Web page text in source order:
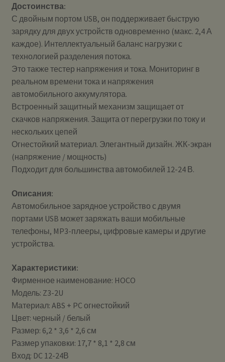
Достоинства:
С двойным портом USB, он поддерживает быструю
зарядку для двух устройств одновременно (макс. 2,4 А
каждое). Интеллектуальный баланс нагрузки с
технологией разделения потока.
Это также тестер напряжения и тока. Мониторинг в
реальном времени тока и напряжения
автомобильного аккумулятора.
Встроенный защитный механизм защищает от
скачков напряжения. Защита от перегрузки по току и
нескольких цепей
Огнестойкий материал. Элегантный дизайн. ЖК-экран
(напряжение / мощность)
Подходит для большинства автомобилей 12-24 В.
Описания:
Автомобильное зарядное устройство с двумя
портами USB может заряжать ваши мобильные
телефоны, MP3-плееры, цифровые камеры и другие
устройства.
Характеристики:
Фирменное наименование: HOCO
Модель: Z3-2U
Материал: ABS + PC огнестойкий
Цвет: черный / белый
Размер: 6,2 * 3,6 * 2,6 см
Размер упаковки: 17,7 * 8,1 * 2,8 см
Вход: DC 12-24В